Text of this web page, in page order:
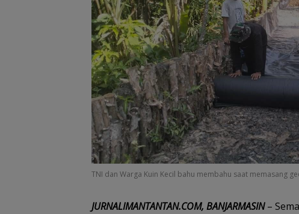
TNI dan Warga Kuin Kecil bahu membahu saat memasang
JURNALIMANTANTAN.COM, BANJARMASIN–